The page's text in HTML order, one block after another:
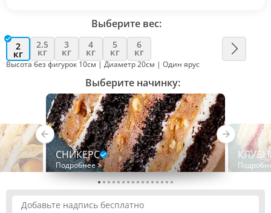
Выберите вес:
2
кг
2.5
кг
3
кг
4
кг
5
кг
6
кг
Высота без фигурок 10см | Диаметр 20см | Один ярус
Выберите начинку:
СНИКЕРС
Подробнее >